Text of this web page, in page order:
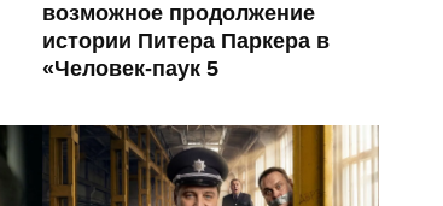
возможное продолжение
истории Питера Паркера в
«Человек-паук 5